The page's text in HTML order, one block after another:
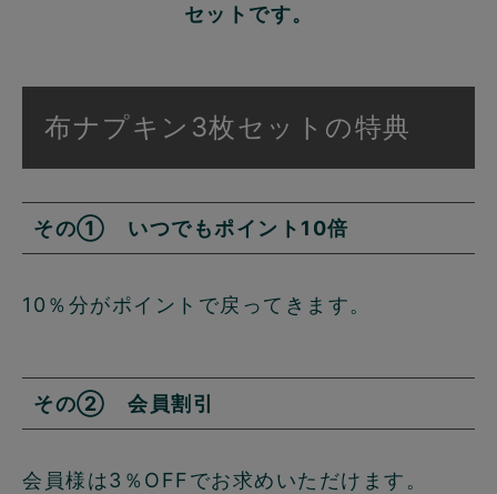
セットです。
布ナプキン3枚セットの特典
その① いつでもポイント10倍
10％分がポイントで戻ってきます。
その② 会員割引
会員様は3％OFFでお求めいただけます。